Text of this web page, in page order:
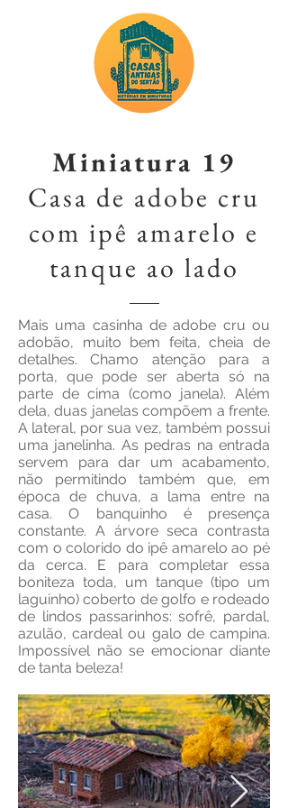
Miniatura 19
Casa de adobe cru
com ipê amarelo e
tanque ao lado
Mais uma casinha de adobe cru ou
adobão, muito bem feita, cheia de
detalhes. Chamo atenção para a
porta, que pode ser aberta só na
parte de cima (como janela). Além
dela, duas janelas compõem a frente.
A lateral, por sua vez, também possui
uma janelinha. As pedras na entrada
servem para dar um acabamento,
não permitindo também que, em
época de chuva, a lama entre na
casa. O banquinho é presença
constante. A árvore seca contrasta
com o colorido do ipê amarelo ao pé
da cerca. E para completar essa
boniteza toda, um tanque (tipo um
laguinho) coberto de golfo e rodeado
de lindos passarinhos: sofrê, pardal,
azulão, cardeal ou galo de campina.
Impossível não se emocionar diante
de tanta beleza!